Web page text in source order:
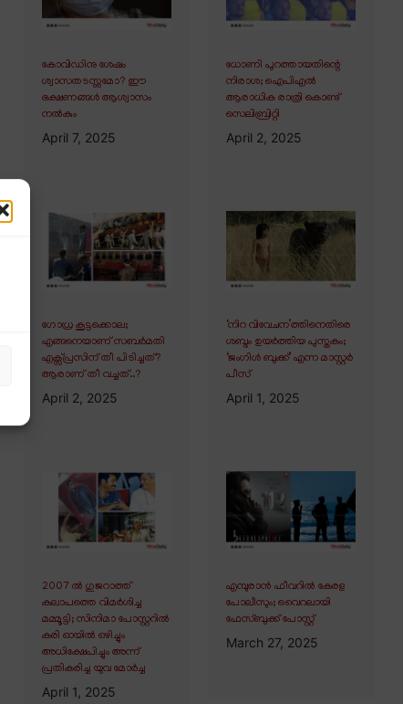
കോവിഡിനു ശേഷം
ശ്വാസതടസ്സമോ? ഈ
ഭക്ഷണങ്ങൾ ആശ്വാസം
നൽകും
April 7, 2025
ധോണി പുറത്തായതിന്റെ
നിരാശ; ഐപിഎൽ
ആരാധിക രാത്രി കൊണ്ട്
സെലിബ്രിറ്റി
April 2, 2025
ഗോധ്ര കൂട്ടക്കൊല;
എങ്ങനെയാണ് സബർമതി
എക്സ്പ്രസിന് തീ പിടിച്ചത്?
ആരാണ് തീ വച്ചത്..?
April 2, 2025
‘നിറ വിവേചന’ത്തിനെതിരെ
ശബ്ദം ഉയർത്തിയ പുസ്തകം;
‘ജംഗിൾ ബുക്ക്’ എന്ന മാസ്റ്റർ
പീസ്
April 1, 2025
2007 ൽ ഗുജറാത്ത്
കലാപത്തെ വിമർശിച്ച
മമ്മൂട്ടി; സിനിമാ പോസ്റ്ററിൽ
കരി ഓയിൽ ഒഴിച്ചും
അധിക്ഷേപിച്ചും അന്ന്
പ്രതികരിച്ച യുവ മോർച്ച
April 1, 2025
എമ്പുരാൻ ഫീവറിൽ കേരള
പോലീസും; വൈറലായി
ഫേസ്ബുക്ക് പോസ്റ്റ്
March 27, 2025